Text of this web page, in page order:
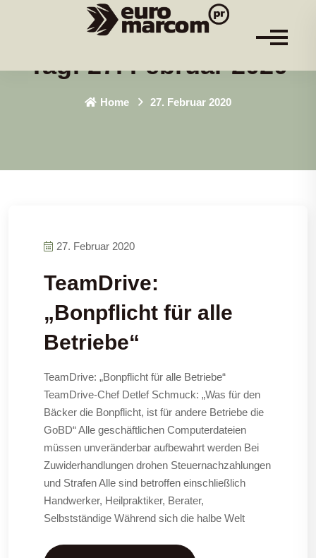
Tag:27. Februar 2020
Home 27. Februar 2020
27. Februar 2020
TeamDrive:
„Bonpflicht für alle
Betriebe“
TeamDrive: „Bonpflicht für alle Betriebe“
TeamDrive-Chef Detlef Schmuck: „Was für den
Bäcker die Bonpflicht, ist für andere Betriebe die
GoBD“ Alle geschäftlichen Computerdateien
müssen unveränderbar aufbewahrt werden Bei
Zuwiderhandlungen drohen Steuernachzahlungen
und Strafen Alle sind betroffen einschließlich
Handwerker, Heilpraktiker, Berater,
Selbstständige Während sich die halbe Welt